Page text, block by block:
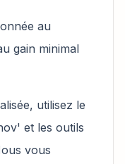
au
gain minimal
utilisez le
et les outils
vous